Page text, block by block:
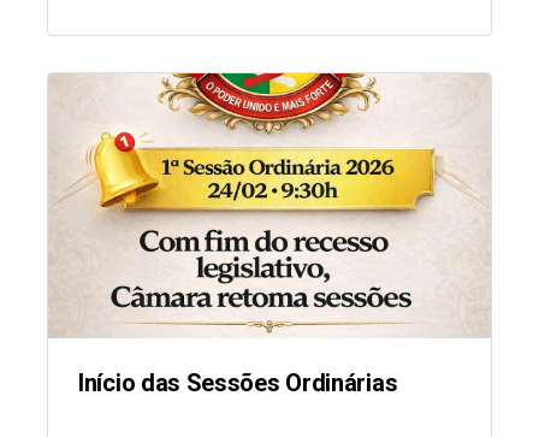
Início das Sessões Ordinárias